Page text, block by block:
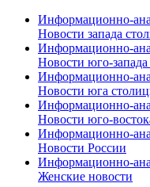
Информационно-
Новости запада
Информационно-
Новости юго-
Информационно-
Новости юга
Информационно-
Новости юго-
Информационно-
Новости России
Информационно-
Женские новости